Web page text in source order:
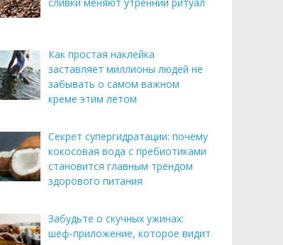
Как простая наклейка
заставляет миллионы людей не
забывать о самом важном
креме этим летом
Секрет супергидратации: почему
кокосовая вода с пребиотиками
становится главным трендом
здорового питания
Забудьте о скучных ужинах:
шеф-приложение, которое видит